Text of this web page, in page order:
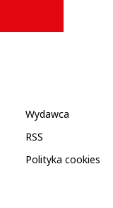
Wydawca
RSS
Polityka cookies